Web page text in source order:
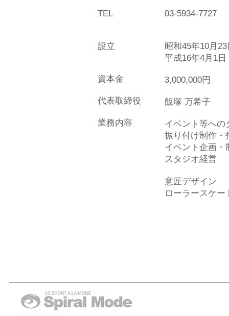
TEL
設立
資本金
代表取締役
業務内容
03-5934-7727
昭和45年10月
平成16年4月1
3,000,000円
飯塚 万希子
イベント等への
振り付け制作・
イベント企画・
スタジオ経営
意匠デザイン
ローラースケ